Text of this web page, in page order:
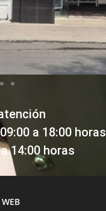
a 18:00 horas
14:00 horas